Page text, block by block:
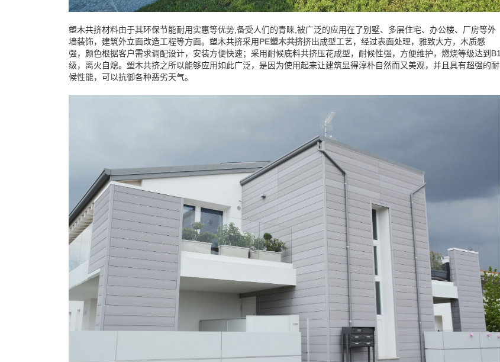
塑木共挤材料由于其环保节能耐用实惠等优势,备受人们的青睐,被广泛的应用在了别墅、多层住宅、办公楼、厂房等外
墙装饰，建筑外立面改造工程等方面。塑木共挤采用PE塑木共挤挤出成型工艺，经过表面处理，雅致大方，木质感
强，颜色根据客户需求调配设计，安装方便快速；采用耐候底料共挤压花成型，耐候性强，方便维护，燃烧等级达到B1
级，离火自熄。塑木共挤之所以能够应用如此广泛，是因为使用起来让建筑显得淳朴自然而又美观，并且具有超强的耐
候性能，可以抗御各种恶劣天气。